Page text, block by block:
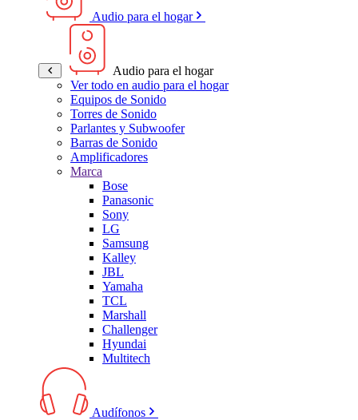
Audio para el hogar
Audio para el hogar
Ver todo en audio para el hogar
Equipos de Sonido
Torres de Sonido
Parlantes y Subwoofer
Barras de Sonido
Amplificadores
Marca
Bose
Panasonic
Sony
LG
Samsung
Kalley
JBL
Yamaha
TCL
Marshall
Challenger
Hyundai
Multitech
Audífonos